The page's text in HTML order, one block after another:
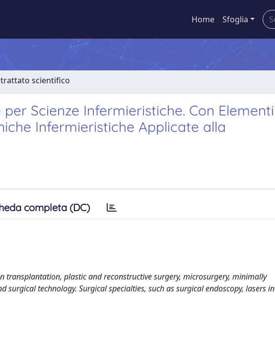
Home Sfoglia
scientifico
Scienze Infermieristiche. Con Elementi
Infermieristiche Applicate alla
completa (DC)
transplantation, plastic and reconstructive surgery, microsurgery, minimally
surgical technology. Surgical specialties, such as surgical endoscopy, lasers in